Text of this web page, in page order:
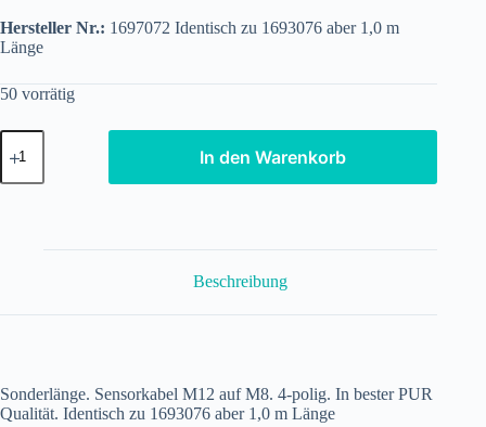
Hersteller Nr.: 1697072 Identisch zu 1693076 aber 1,0 m
Länge
50 vorrätig
PHOENIX
CONTACT
In den Warenkorb
Beschreibung
Sonderlänge. Sensorkabel M12 auf M8. 4-polig. In bester PUR
Qualität. Identisch zu 1693076 aber 1,0 m Länge